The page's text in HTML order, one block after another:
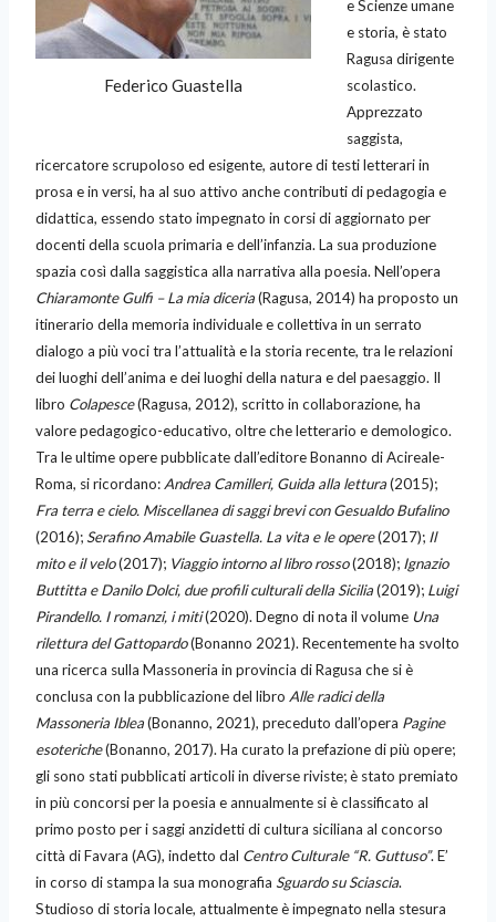
Federico Guastella
e Scienze umane
e storia, è stato
Ragusa dirigente
scolastico.
Apprezzato
saggista,
ricercatore scrupoloso ed esigente, autore di testi letterari in
prosa e in versi, ha al suo attivo anche contributi di pedagogia e
didattica, essendo stato impegnato in corsi di aggiornato per
docenti della scuola primaria e dell’infanzia. La sua produzione
spazia così dalla saggistica alla narrativa alla poesia. Nell’opera
Chiaramonte Gulfi – La mia diceria(Ragusa, 2014) ha proposto un
itinerario della memoria individuale e collettiva in un serrato
dialogo a più voci tra l’attualità e la storia recente, tra le relazioni
dei luoghi dell’anima e dei luoghi della natura e del paesaggio. Il
libro Colapesce(Ragusa, 2012), scritto in collaborazione, ha
valore pedagogico-educativo, oltre che letterario e demologico.
Tra le ultime opere pubblicate dall’editore Bonanno di Acireale-
Roma, si ricordano: Andrea Camilleri, Guida alla lettura(2015);
Fra terra e cielo. Miscellanea di saggi brevi con Gesualdo Bufalino
(2016); Serafino Amabile Guastella. La vita e le opere(2017); Il
mito e il velo(2017); Viaggio intorno al libro rosso(2018); Ignazio
Buttitta e Danilo Dolci, due profili culturali della Sicilia(2019); Luigi
Pirandello. I romanzi, i miti(2020). Degno di nota il volume Una
rilettura del Gattopardo(Bonanno 2021). Recentemente ha svolto
una ricerca sulla Massoneria in provincia di Ragusa che si è
conclusa con la pubblicazione del libro Alle radici della
Massoneria Iblea(Bonanno, 2021), preceduto dall’opera Pagine
esoteriche(Bonanno, 2017). Ha curato la prefazione di più opere;
gli sono stati pubblicati articoli in diverse riviste; è stato premiato
in più concorsi per la poesia e annualmente si è classificato al
primo posto per i saggi anzidetti di cultura siciliana al concorso
città di Favara (AG), indetto dal Centro Culturale “R. Guttuso”. E’
in corso di stampa la sua monografia Sguardo su Sciascia.
Studioso di storia locale, attualmente è impegnato nella stesura